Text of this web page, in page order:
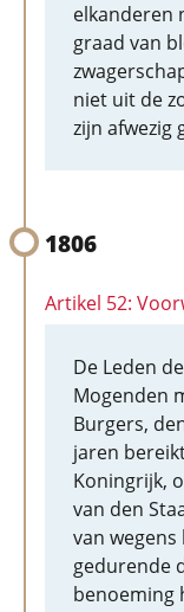
elkanderen
graad van
niet uit de
zijn afwezig
1806
Artikel 52:
De Leden
Mogenden
Burgers,
jaren
Koningrijk,
van den
van
gedurende
benoeming